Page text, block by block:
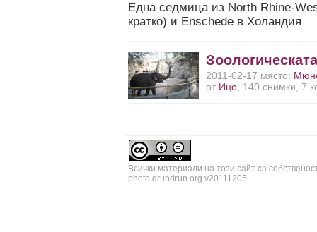
Една седмица из North Rhine-
кратко) и Enschede в Холандия
2011-02-17 място:
от Ицо , 140 снимки, 7
Всички материали на този сайт са
photo.drundrun.org v20111205